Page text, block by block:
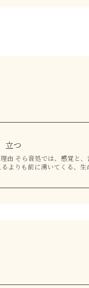
立つ
由 そら音処では、感覚と
よりも前に湧いてくる、